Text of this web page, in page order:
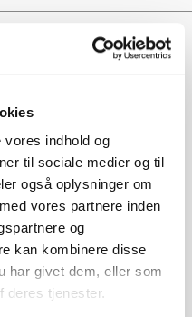
indhold og
til sociale medier og til
også oplysninger om
vores partnere inden
og
kan kombinere disse
har givet dem, eller som
deres tjenester.